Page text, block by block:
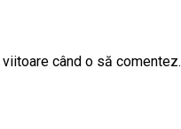
când o să comentez.